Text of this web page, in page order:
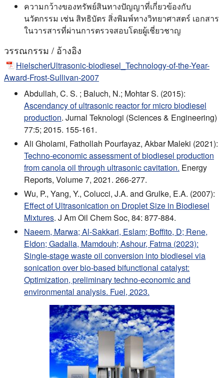
ความกว้างของทรัพย์สินทางปัญญาที่เกี่ยวข้องกับ
นวัตกรรม เช่น สิทธิบัตร สิ่งพิมพ์ทางวิทยาศาสตร์ เอกสาร
ในวารสารที่ผ่านการตรวจสอบโดยผู้เชี่ยวชาญ
วรรณกรรม / อ้างอิง
HielscherUltrasonic-biodiesel_Technology-of-the-Year-
Award-Frost-Sullivan-2007
Abdullah, C. S. ; Baluch, N.; Mohtar S. (2015):
Ascendancy of ultrasonic reactor for micro biodiesel
production. Jurnal Teknologi (Sciences & Engineering)
77:5; 2015. 155-161.
Ali Gholami, Fathollah Pourfayaz, Akbar Maleki (2021):
Techno-economic assessment of biodiesel production
from canola oil through ultrasonic cavitation. Energy
Reports, Volume 7, 2021. 266-277.
Wu, P., Yang, Y., Colucci, J.A. and Grulke, E.A. (2007):
Effect of Ultrasonication on Droplet Size in Biodiesel
Mixtures. J Am Oil Chem Soc, 84: 877-884.
Naeem, Marwa; Al-Sakkari, Eslam; Boffito, D; Rene,
Eldon; Gadalla, Mamdouh; Ashour, Fatma (2023):
Single-stage waste oil conversion into biodiesel via
sonication over bio-based bifunctional catalyst:
Optimization, preliminary techno-economic and
environmental analysis. Fuel, 2023.